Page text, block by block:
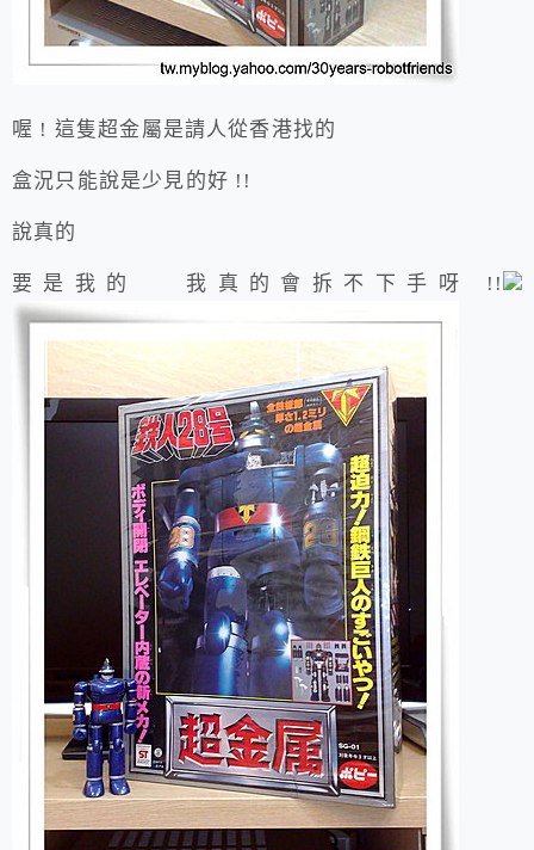
喔 ! 這隻超金屬是請人從香港找的
盒況只能說是少見的好 !!
說真的
要是我的 我真的會拆不下手呀 !!